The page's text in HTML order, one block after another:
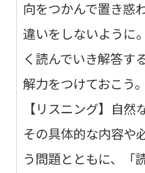
向をつかんで置き惑
違いをしないように
く読んでいき解答す
解力をつけておこう。
【リスニング】自
その具体的な内容や
う問題とともに、「